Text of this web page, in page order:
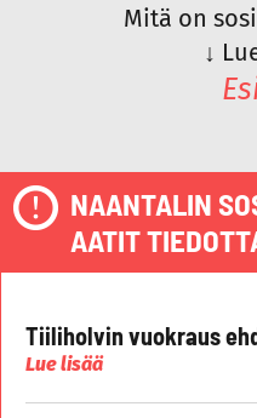
Mitä on
↓
NAANTALIN
AATIT
Tiiliholvin vuokraus
Lue lisää